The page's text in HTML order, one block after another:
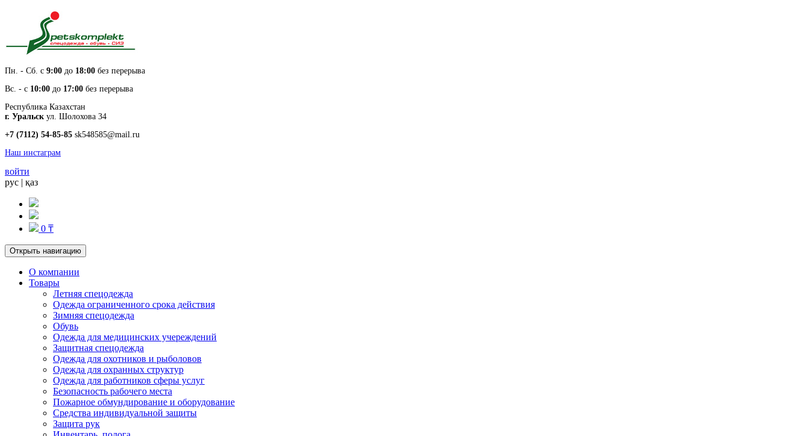
Пн. - Cб. с 9:00 до 18:00 без перерыва
Вс. - с 10:00 до 17:00 без перерыва
Республика Казахстан
г. Уральск ул. Шолохова 34
+7 (7112) 54-85-85 sk548585@mail.ru
Наш инстаграм
войти
рус | қаз
0 ₸
Открыть навигацию
О компании
Товары
Летняя спецодежда
Одежда ограниченного срока действия
Зимняя спецодежда
Обувь
Одежда для медицинских учереждений
Защитная спецодежда
Одежда для охотников и рыболовов
Одежда для охранных структур
Одежда для работников сферы услуг
Безопасность рабочего места
Пожарное обмундирование и оборудование
Средства индивидуальной защиты
Защита рук